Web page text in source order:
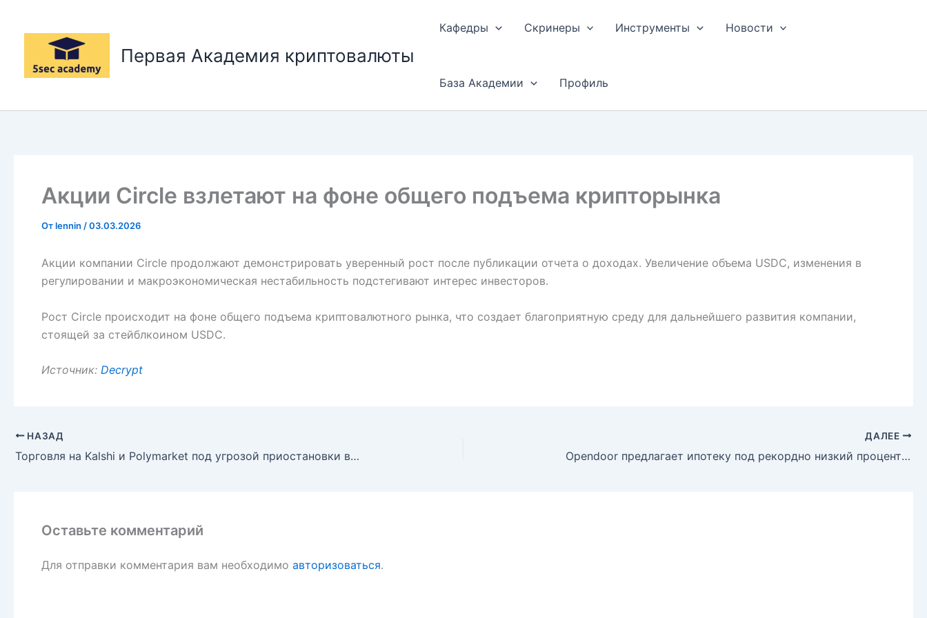
содержимому
Первая Академия криптовалюты
Кафедры Скринеры Инструменты Новости
База Академии Профиль
Акции Circle взлетают на фоне общего подъема крипторынка
Отlennin /03.03.2026
Акции компании Circle продолжают демонстрировать уверенный рост после публикации отчета о доходах. Увеличение объема USDC, изменения в
регулировании и макроэкономическая нестабильность подстегивают интерес инвесторов.
Рост Circle происходит на фоне общего подъема криптовалютного рынка, что создает благоприятную среду для дальнейшего развития компании,
стоящей за стейблкоином USDC.
Источник: Decrypt
НАЗАД
Торговля на Kalshi и Polymarket под угрозой приостановки в Неваде из-за решения суда
ДАЛЕЕ
Opendoor предлагает ипотеку под рекордно низкий процент: в чём подвох?
Оставьте комментарий
Для отправки комментария вам необходимо авторизоваться.